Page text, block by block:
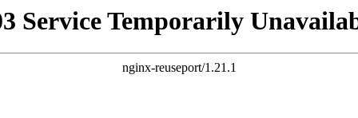
Service Temporarily
nginx-reuseport/1.21.1